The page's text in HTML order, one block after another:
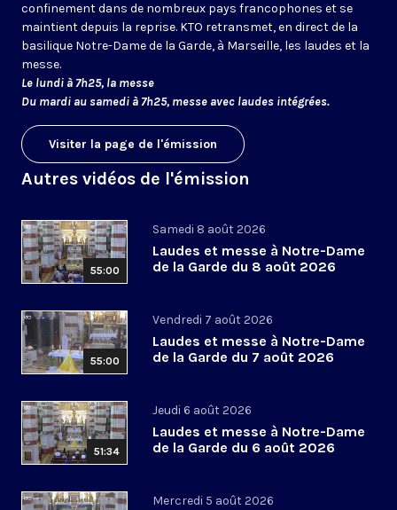
confinement dans de nombreux pays francophones et se
maintient depuis la reprise. KTO retransmet, en direct de la
basilique Notre-Dame de la Garde, à Marseille, les laudes et la
messe.
Le lundi à 7h25, la messe
Du mardi au samedi à 7h25, messe avec laudes intégrées.
Visiter la page de l'émission
Autres vidéos de l'émission
55:00
Samedi 8 août 2026
Laudes et messe à Notre-Dame
de la Garde du 8 août 2026
55:00
Vendredi 7 août 2026
Laudes et messe à Notre-Dame
de la Garde du 7 août 2026
51:34
Jeudi 6 août 2026
Laudes et messe à Notre-Dame
de la Garde du 6 août 2026
Mercredi 5 août 2026